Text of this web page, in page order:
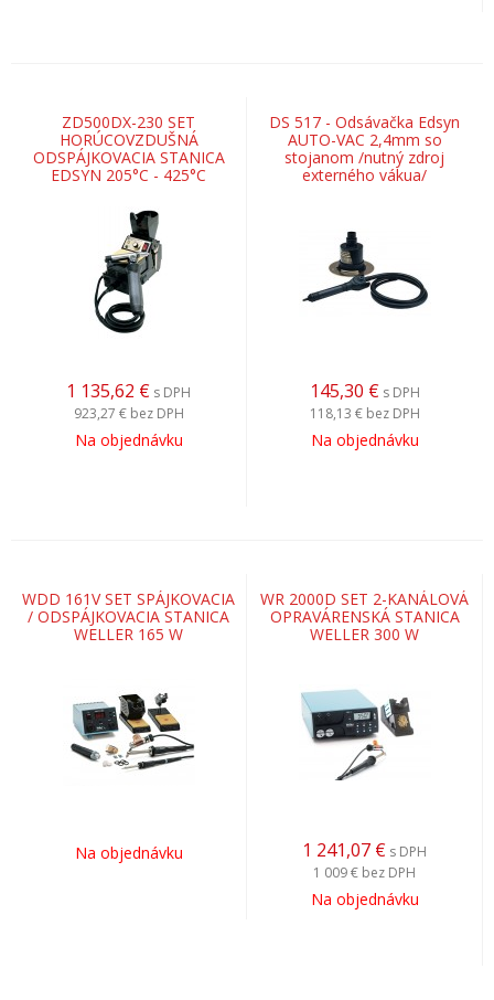
ZD500DX-230 SET
HORÚCOVZDUŠNÁ
ODSPÁJKOVACIA STANICA
EDSYN 205°C - 425°C
1 135,62 € s DPH
923,27 € bez DPH
Na objednávku
DS 517 - Odsávačka Edsyn
AUTO-VAC 2,4mm so
stojanom /nutný zdroj
externého vákua/
145,30 € s DPH
118,13 € bez DPH
Na objednávku
WDD 161V SET SPÁJKOVACIA
/ ODSPÁJKOVACIA STANICA
WELLER 165 W
Na objednávku
WR 2000D SET 2-KANÁLOVÁ
OPRAVÁRENSKÁ STANICA
WELLER 300 W
1 241,07 € s DPH
1 009 € bez DPH
Na objednávku